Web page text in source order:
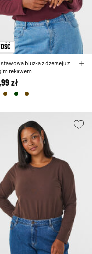
bluzka z dzerseju z
rekawem
zł